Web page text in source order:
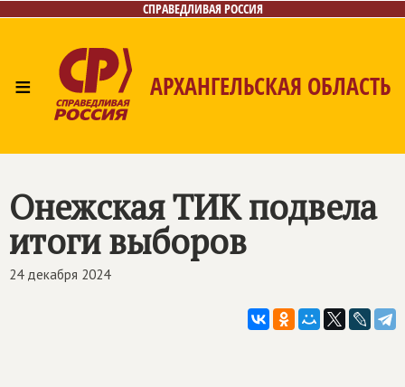
СПРАВЕДЛИВАЯ РОССИЯ
≡ АРХАНГЕЛЬСКАЯ ОБЛАСТЬ
Контакты
Поиск
Онежская ТИК подвела
итоги выборов
24 декабря 2024